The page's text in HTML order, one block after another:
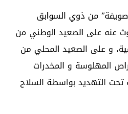
من ذوي السوابق
عنه على الصعيد الوطني من
و على الصعيد المحلي من
المهلوسة و المخدرات
تحت التهديد بواسطة السلاح